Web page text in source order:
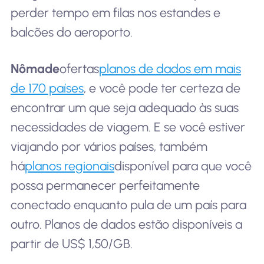
perder tempo em filas nos estandes e
balcões do aeroporto.
Nômadeofertasplanos de dados em mais
de 170 países, e você pode ter certeza de
encontrar um que seja adequado às suas
necessidades de viagem. E se você estiver
viajando por vários países, também
háplanos regionaisdisponível para que você
possa permanecer perfeitamente
conectado enquanto pula de um país para
outro. Planos de dados estão disponíveis a
partir de US$ 1,50/GB.